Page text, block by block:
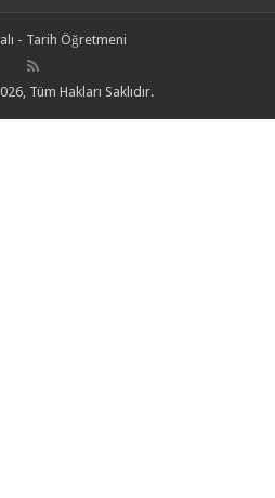
- Tarih Öğretmeni
Tüm Hakları Saklıdır.